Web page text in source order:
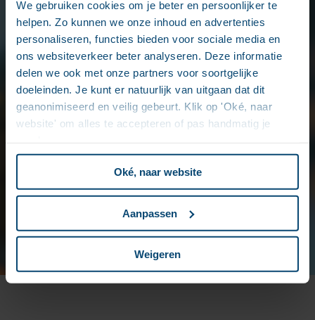
We gebruiken cookies om je beter en persoonlijker te
helpen. Zo kunnen we onze inhoud en advertenties
personaliseren, functies bieden voor sociale media en
ons websiteverkeer beter analyseren. Deze informatie
delen we ook met onze partners voor soortgelijke
doeleinden. Je kunt er natuurlijk van uitgaan dat dit
geanonimiseerd en veilig gebeurt. Klik op 'Oké, naar
website' om alles te accepteren of pas handmatig je
Oké, naar website
Aanpassen
Weigeren
AvecAMEXIO X-Check, vous pourrez
automatiser la gouvernance de l’information et
la conformité afin de réduire les risques,
d’optimiser les processus et d’assurer une
gestion des données rigoureuse et conforme,
tout en libérant vos équipes des tâches
répétitives et complexes.
anticiper et relever les défis réglementaires
avec confiance et efficacité.